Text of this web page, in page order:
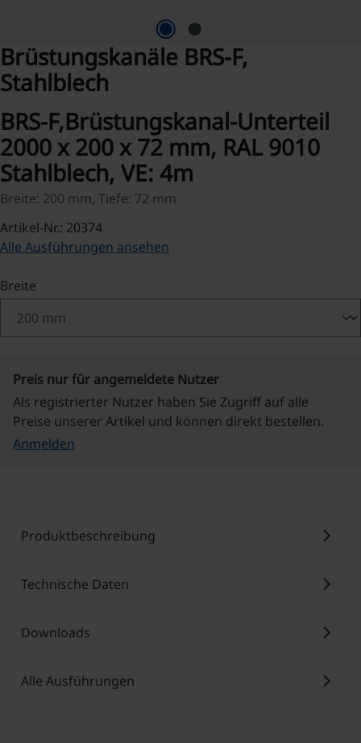
Brüstungskanäle BRS-F,
Stahlblech
BRS-F,Brüstungskanal-Unterteil
2000 x 200 x 72 mm, RAL 9010
Stahlblech, VE: 4m
Breite: 200 mm, Tiefe: 72 mm
Artikel-Nr.: 20374
Alle Ausführungen ansehen
Breite
Preis nur für angemeldete Nutzer
Als registrierter Nutzer haben Sie Zugriff auf alle
Preise unserer Artikel und können direkt bestellen.
Anmelden
Produktbeschreibung chevron_right
Technische Daten chevron_right
Downloads chevron_right
Alle Ausführungen chevron_right